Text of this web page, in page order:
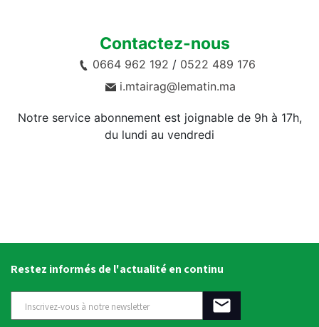
Contactez-nous
0664 962 192 / 0522 489 176
i.mtairag@lematin.ma
Notre service abonnement est joignable de 9h à 17h,
du lundi au vendredi
Restez informés de l'actualité en continu